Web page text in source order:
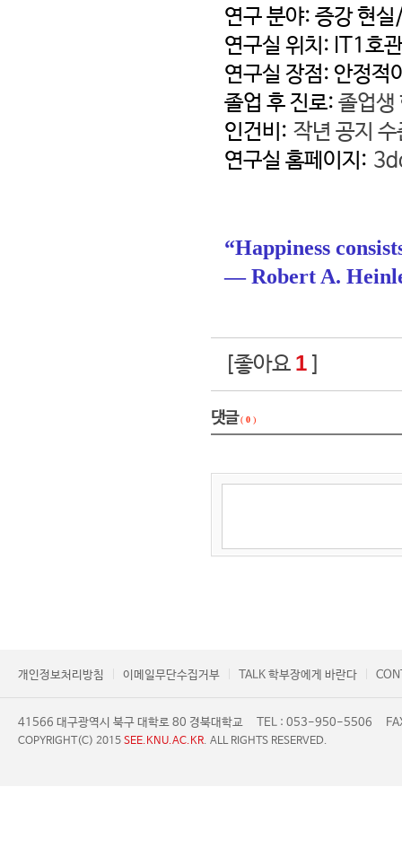
연구 분야 : 증강 현
연구실 위치: IT1호
연구실 장점: 안정적
졸업 후 진로: 졸업생
인건비: 작년 공지 수
연구실 홈페이지:
“Happiness
― Robert A.
[좋아요 1
댓글( 0 )
개인정보처리방침 이메일무단수집거부 TALK 학부장에게 바란다
41566 대구광역시 북구 대학로 80 경북대학교 TEL : 053-950-5506
COPYRIGHT(C) 2015 SEE.KNU.AC.KR. ALL RIGHTS RESERVED.